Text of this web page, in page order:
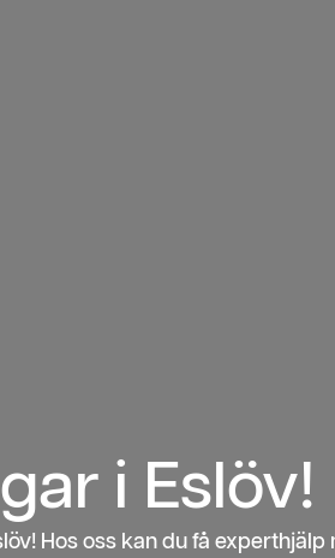
i Eslöv!
Hos oss kan du få experthjälp